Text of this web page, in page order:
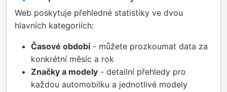
Web poskytuje přehledné statistiky ve dvou
hlavních kategoriích:
Časové období- můžete prozkoumat data za
konkrétní měsíc a rok
Značky a modely - detailní přehledy pro
každou automobilku a jednotlivé modely